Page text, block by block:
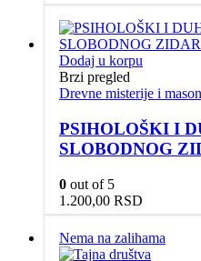
Dodaj u korpu
Brzi pregled
Drevne misterije i
PSIHOLOŠKI I
SLOBODNOG
0 out of 5
1.200,00 RSD
Nema na zalihama